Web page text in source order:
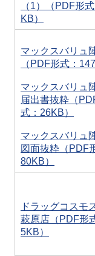
（1）（PDF形
KB）
マックスバリュ
（PDF形式：
マックスバリュ
届出書抜粋（
式：26KB）
マックスバリュ
図面抜粋（PDF
80KB）
ドラッグコスモ
萩原店（PDF形
5KB）